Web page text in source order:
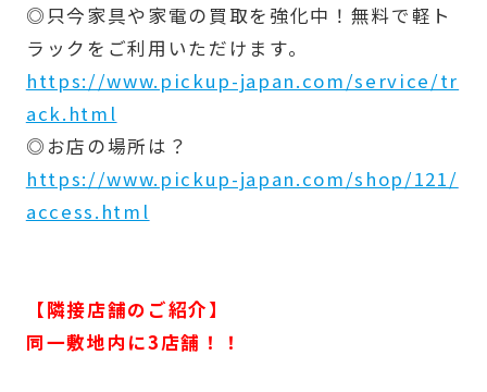
◎只今家具や家電の買取を強化中！無料で軽ト
ラックをご利用いただけます。
https://www.pickup-japan.com/service/tr
ack.html
◎お店の場所は？
https://www.pickup-japan.com/shop/121/
access.html
【隣接店舗のご紹介】
同一敷地内に3店舗！！